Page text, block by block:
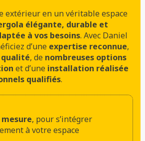
extérieur en un véritable espace
élégante, durable et
à vos besoins. Avec Daniel
d’une expertise reconnue,
, de nombreuses options
et d’une installation réalisée
qualifiés.
, pour s’intégrer
à votre espace